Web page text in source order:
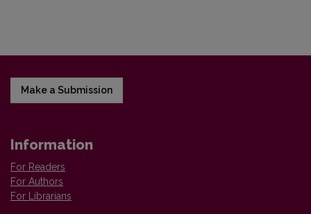
Make a Submission
Information
For Readers
For Authors
For Librarians